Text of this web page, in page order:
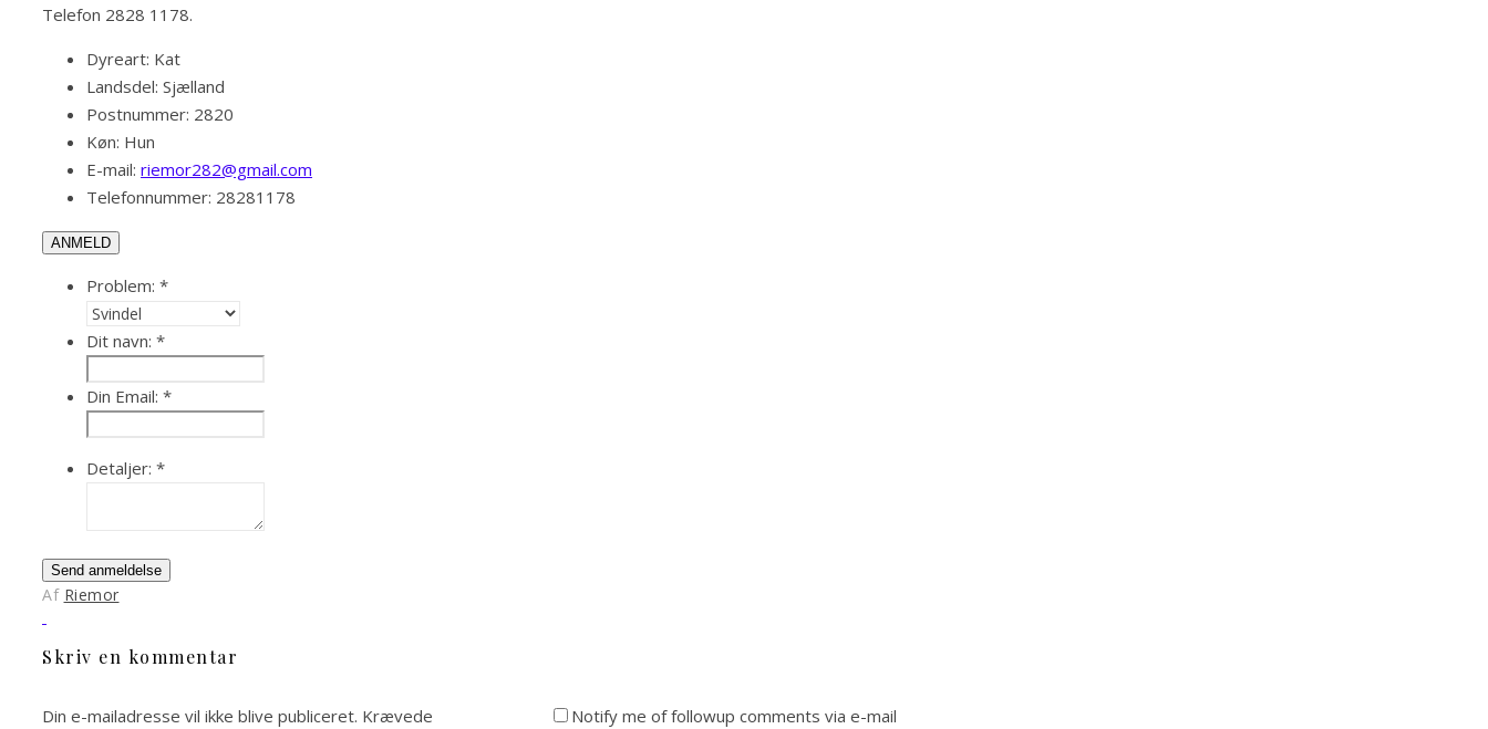
Telefon 2828 1178.
Dyreart: Kat
Landsdel: Sjælland
Postnummer: 2820
Køn: Hun
E-mail: riemor282@gmail.com
Telefonnummer: 28281178
ANMELD
Problem: *
Dit navn: *
Din Email: *
Detaljer: *
Send anmeldelse
Af Riemor
Skriv en kommentar
Din e-mailadresse vil ikke blive publiceret. Krævede
Notify me of followup comments via e-mail